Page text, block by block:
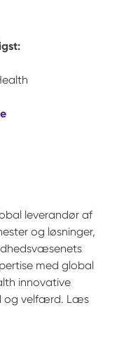
leverandør af
og løsninger,
med global
innovative
og velfærd. Læs